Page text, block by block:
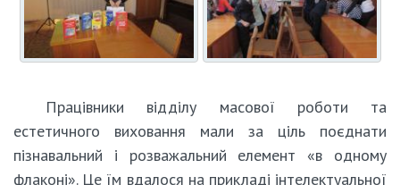
Працівники відділу масової роботи та
естетичного виховання мали за ціль поєднати
пізнавальний і розважальний елемент «в одному
флаконі». Це їм вдалося на прикладі інтелектуальної